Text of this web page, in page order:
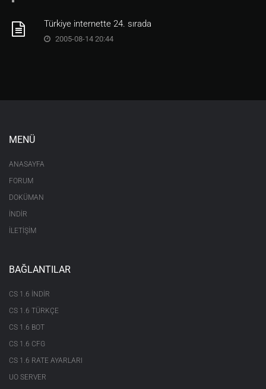
Türkiye internette 24. sırada
2005-08-14 20:44
MENÜ
ANASAYFA
FORUM
DOKÜMAN
İNDİR
İLETİŞİM
BAĞLANTILAR
CS 1.6 INDIR
CS 1.6 TÜRKÇE
CS 1.6 BOT
CS 1.6 CFG
CS 1.6 RATE AYARLARI
UO SERVER